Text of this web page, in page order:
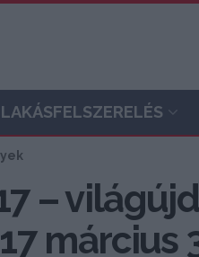
LAKÁSFELSZERELÉS
–
március